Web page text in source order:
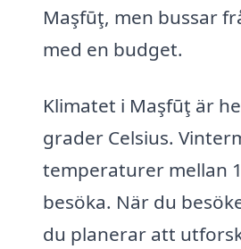
Maşfūţ, men bussar
med en budget.
Klimatet i Maşfūţ är
grader Celsius.
temperaturer mellan
besöka. När du
du planerar att